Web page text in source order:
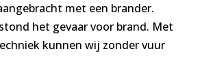
met een brander.
het gevaar voor brand. Met
kunnen wij zonder vuur